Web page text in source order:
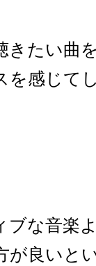
きたい曲
を感じて
ブな音楽
が良いと